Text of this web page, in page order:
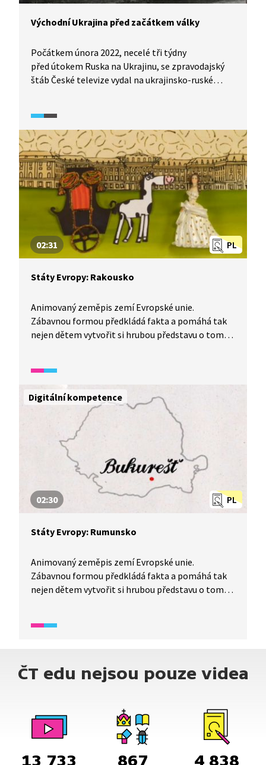
Východní Ukrajina před začátkem války
Počátkem února 2022, necelé tři týdny
před útokem Ruska na Ukrajinu, se zpravodajský
štáb České televize vydal na ukrajinsko-ruské
městě Volčansk, a také v Charkově. Jak se tehdy
místní obyvatelé připravovali na možný konflikt?
PL
02:31
Státy Evropy: Rakousko
Animovaný zeměpis zemí Evropské unie.
Zábavnou formou předkládá fakta a pomáhá tak
nejen dětem vytvořit si hrubou představu o tom,
Digitální kompetence
PL
02:30
Státy Evropy: Rumunsko
Animovaný zeměpis zemí Evropské unie.
Zábavnou formou předkládá fakta a pomáhá tak
nejen dětem vytvořit si hrubou představu o tom,
ČT edu nejsou pouze videa
13 733 867 4 838